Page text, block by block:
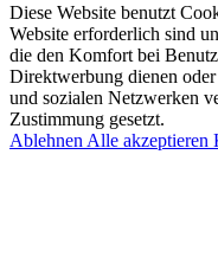
Diese Website benutzt
Website erforderlich sind
die den Komfort bei
Direktwerbung dienen
und sozialen Netzwerken
Zustimmung gesetzt.
Ablehnen Alle akzeptieren